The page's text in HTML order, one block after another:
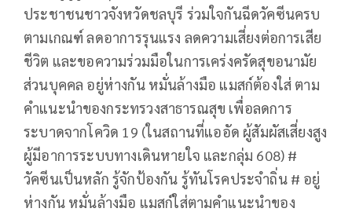
ประชาชนชาวจังหวัดชลบุรี ร่วมใจกันฉีดวัคซีนครบ
ตามเกณฑ์ ลดอาการรุนแรง ลดความเสี่ยงต่อการเสีย
ชีวิต และขอความร่วมมือในการเคร่งครัดสุขอนามัย
ส่วนบุคคล อยู่ห่างกัน หมั่นล้างมือ แมสก์ต้องใส่ ตาม
คำแนะนำของกระทรวงสาธารณสุข เพื่อลดการ
ระบาดจากโควิด 19 (ในสถานที่แออัด ผู้สัมผัสเสี่ยงสูง
ผู้มีอาการระบบทางเดินหายใจ และกลุ่ม 608) #
วัคซีนเป็นหลัก รู้จักป้องกัน รู้ทันโรคประจำถิ่น # อยู่
ห่างกัน หมั่นล้างมือ แมสก์ใส่ตามคำแนะนำของ